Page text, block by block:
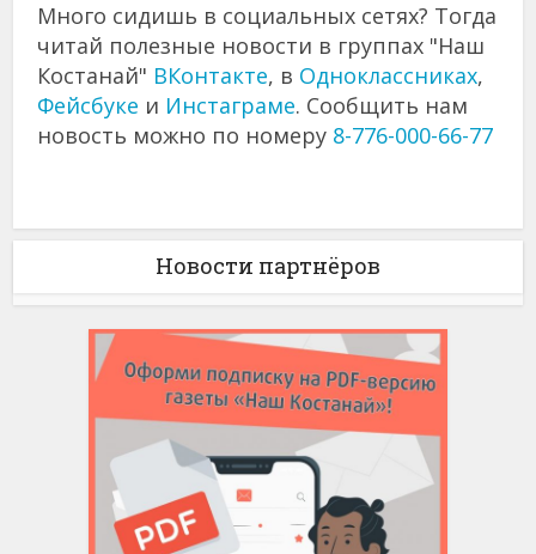
Много сидишь в социальных сетях? Тогда
читай полезные новости в группах "Наш
Костанай" ВКонтакте, в Одноклассниках,
Фейсбуке и Инстаграме. Сообщить нам
новость можно по номеру 8-776-000-66-77
Новости партнёров